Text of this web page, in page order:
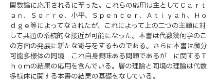
関数論に応用されるに至った。これらの応用は主としてＣａｒｔ
ａｎ、Ｓｅｒｒｅ、小平、Ｓｐｅｎｃｅｒ、Ａｔｉｙａｈ、Ｈｏ
ｄｇｅ等によってなされたが、これによって上の二つの主題に対
して共通の系統的な接近が可能になった。本書は代数幾何学のこ
の方面の発展に新たな寄与をするものである。さらに本書は微分
可能多様体の同境 これ自身興味ある問題であるが に関するＴ
ｈｏｍの結果の応用を含んでいる。層の理論と同境の理論は代数
多様体に関する本書の結果の基礎をなしている。